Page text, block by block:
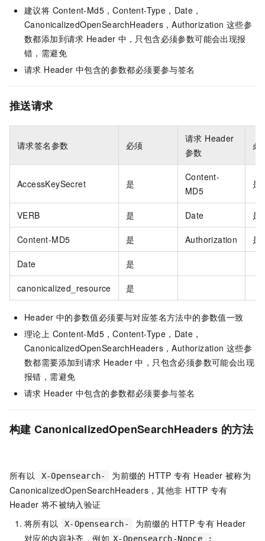
建议将 Content-Md5，Content-Type，Date，
CanonicalizedOpenSearchHeaders，Authorization 这些参
数都添加到请求 Header 中，只包含必须参数可能会出现报
错，需避免
请求 Header 中包含的参数都必须要参与签名
推送请求
请求签名参数 必须
请求 Header
参数
必
AccessKeySecret 是
Content-
MD5
是
VERB 是 Date 是
Content-MD5 是 Authorization 是
Date 是
canonicalized_resource 是
Header 中的参数值必须要与对应签名方法中的参数值一致
理论上 Content-Md5，Content-Type，Date，
CanonicalizedOpenSearchHeaders，Authorization 这些参
数都需要添加到请求 Header 中，只包含必须参数可能会出现
报错，需避免
请求 Header 中包含的参数都必须要参与签名
构建 CanonicalizedOpenSearchHeaders 的方法
所有以 X-Opensearch- 为前缀的 HTTP 专有 Header 被称为
CanonicalizedOpenSearchHeaders，其他非 HTTP 专有
Header 将不被纳入验证
将所有以
X-Opensearch- 为前缀的 HTTP 专有 Header
对应的内容补齐，例如 X-Opensearch-Nonce :